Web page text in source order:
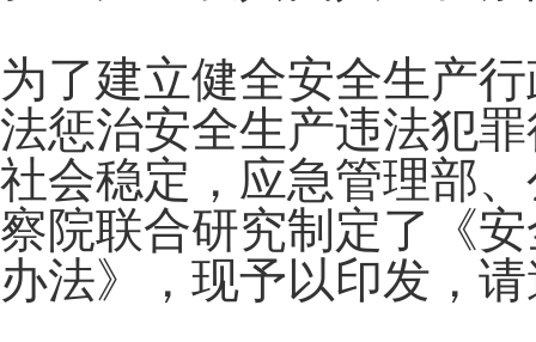
为了建立健全安全生产
法惩治安全生产违法犯
社会稳定，应急管理部
察院联合研究制定了《
办法》，现予以印发，